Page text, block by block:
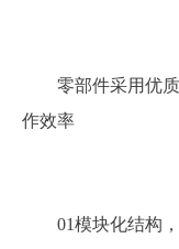
零部件采用优
作效率
01模块化结构